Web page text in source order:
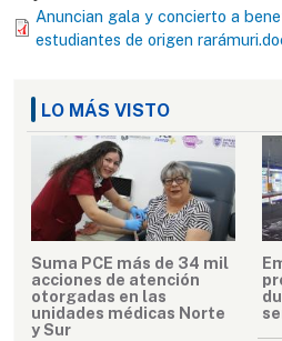
Anuncian gala y concierto a
estudiantes de origen
LO MÁS VISTO
Suma PCE más de 34 mil
acciones de atención
otorgadas en las
unidades médicas Norte
y Sur